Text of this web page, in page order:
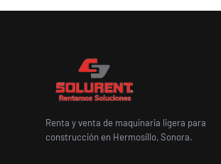
Renta y venta de maquinaria ligera para
construcción en Hermosillo, Sonora.